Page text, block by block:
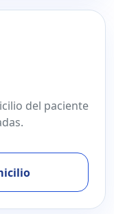
del paciente